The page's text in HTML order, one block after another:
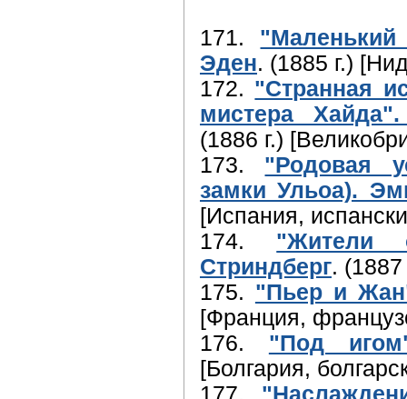
171.
Эден. (1885 г.)
172. "Странная
мистера
(1886 г.)
173. "Родовая
замки Ульоа).
[Испания,
174. "Жители
Стриндберг.
175. "Пьер и
[Франция,
176. "Под
[Болгария,
177.